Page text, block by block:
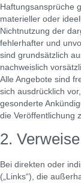
Haftungsansprüche
materieller oder
Nichtnutzung der
fehlerhafter und
sind grundsätzlich
nachweislich
Alle Angebote sind
sich ausdrücklich
gesonderte
die Veröffentlichung
2.
Bei direkten oder
(„Links“), die